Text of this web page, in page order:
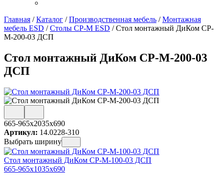
Главная /Каталог /Производственная мебель /Монтажная
мебель ESD /Столы СР-М ESD /Стол монтажный ДиКом СР-
М-200-03 ДСП
Стол монтажный ДиКом СР-М-200-03
ДСП
665-965x2035x690
Артикул: 14.0228-310
Выбрать ширину
Стол монтажный ДиКом СР-М-100-03 ДСП
665-965x1035x690